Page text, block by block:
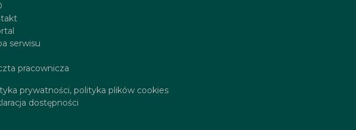
serwisu
pracownicza
prywatności, polityka plików cookies
dostępności